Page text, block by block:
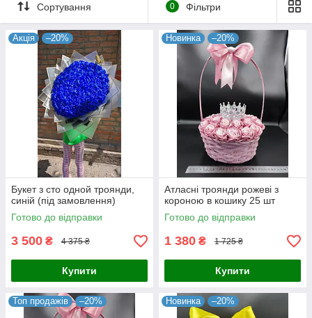
Сортування 0 Фільтри
Акція –20%
Букет з сто одной троянди,
синій (під замовлення)
Готово до відправки
3 500 ₴ 4 375 ₴
Купити
Новинка –20%
Атласні троянди рожеві з
короною в кошику 25 шт
Готово до відправки
1 380 ₴ 1 725 ₴
Купити
Топ продажів –20% Новинка –20%